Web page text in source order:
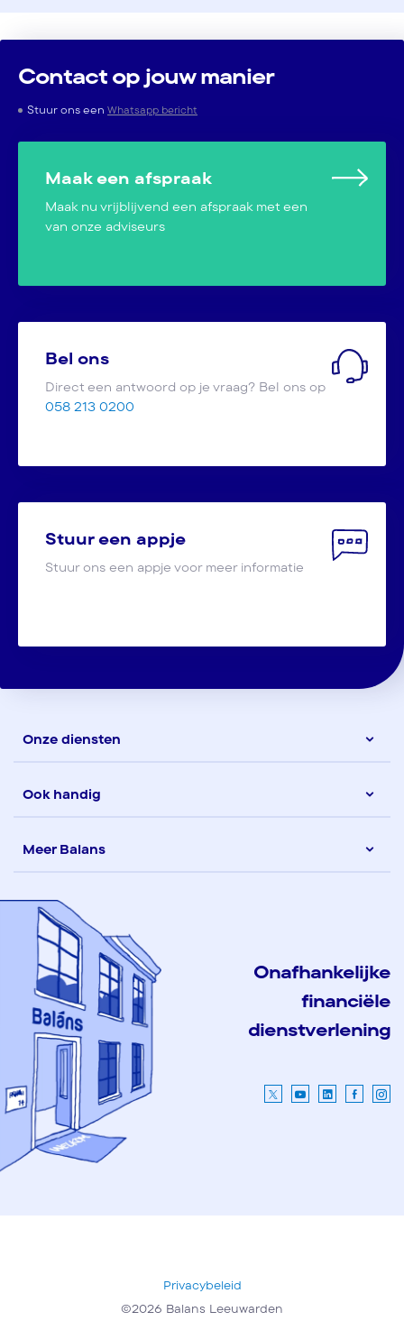
Contact op jouw manier
Stuur ons een Whatsapp bericht
Maak een afspraak
Maak nu vrijblijvend een afspraak met een
van onze adviseurs
Bel ons
Direct een antwoord op je vraag? Bel ons op
058 213 0200
Stuur een appje
Stuur ons een appje voor meer informatie
Onze diensten
Ook handig
Meer Balans
Onafhankelijke
financiële
dienstverlening
Privacybeleid
©2026 Balans Leeuwarden